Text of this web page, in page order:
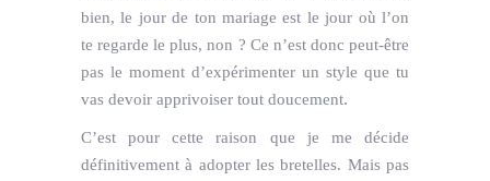
bien, le jour de ton mariage est le jour où l’on
te regarde le plus, non ? Ce n’est donc peut-être
pas le moment d’expérimenter un style que tu
vas devoir apprivoiser tout doucement.
C’est pour cette raison que je me décide
définitivement à adopter les bretelles. Mais pas